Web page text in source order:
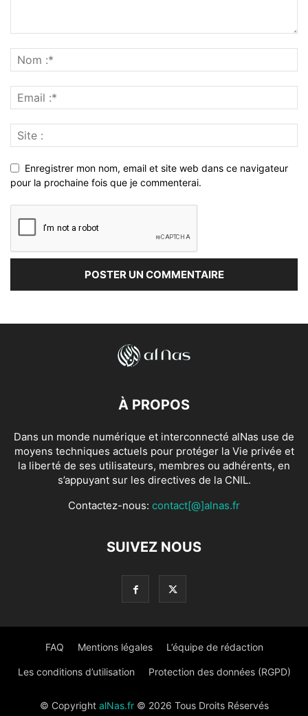
Enregistrer mon nom, email et site web dans ce navigateur
pour la prochaine fois que je commenterai.
À PROPOS
Dans un monde numérique et interconnecté alNas use de
moyens techniques actuels pour protéger la Vie privée et
la liberté de ses utilisateurs, membres ou adhérents, en
s’appuyant sur les directives de la CNIL.
Contactez-nous: contact[@]alnas.fr
SUIVEZ NOUS
FAQ Mentions légales L’équipe de rédaction
Les conditions d’utilisation Protection des données (RGPD)
© Copyright alNas.fr© 2026 Tous Droits Réservés